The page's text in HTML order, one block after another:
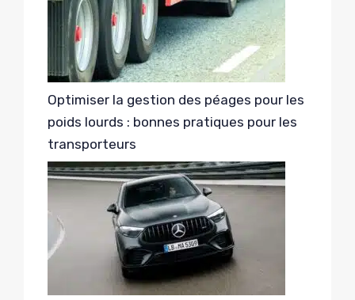
Optimiser la gestion des péages pour les
poids lourds : bonnes pratiques pour les
transporteurs